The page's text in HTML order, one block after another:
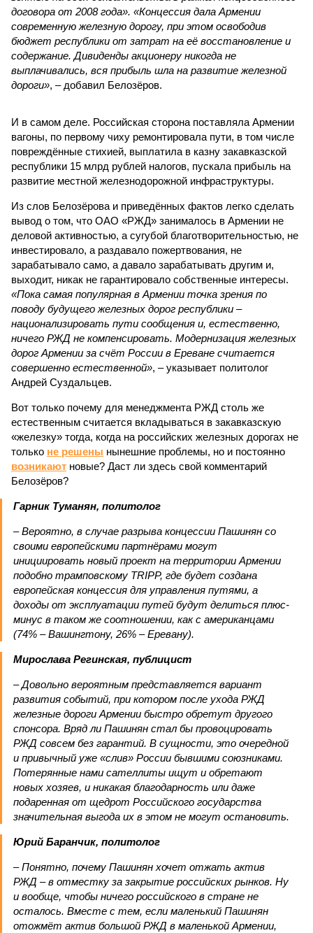
договора от 2008 года». «Концессия дала Армении
современную железную дорогу, при этом освободив
бюджет республики от затрат на её восстановление и
содержание. Дивиденды акционеру никогда не
выплачивались, вся прибыль шла на развитие железной
дороги», – добавил Белозёров.
И в самом деле. Российская сторона поставляла Армении
вагоны, по первому чиху ремонтировала пути, в том числе
повреждённые стихией, выплатила в казну закавказской
республики 15 млрд рублей налогов, пускала прибыль на
развитие местной железнодорожной инфраструктуры.
Из слов Белозёрова и приведённых фактов легко сделать
вывод о том, что ОАО «РЖД» занималось в Армении не
деловой активностью, а сугубой благотворительностью, не
инвестировало, а раздавало пожертвования, не
зарабатывало само, а давало зарабатывать другим и,
выходит, никак не гарантировало собственные интересы.
«Пока самая популярная в Армении точка зрения по
поводу будущего железных дорог рес­публики –
национализировать пути сообщения и, естественно,
ничего РЖД не компенсировать. Модернизация железных
дорог Армении за счёт России в Ереване считается
совершенно естественной», – указывает политолог
Андрей Суздальцев.
Вот только почему для менеджмента РЖД столь же
естественным считается вкладываться в закавказскую
«железку» тогда, когда на российских железных дорогах не
только не решены нынешние проблемы, но и постоянно
возникают новые? Даст ли здесь свой комментарий
Белозёров?
Гарник Туманян, политолог
– Вероятно, в случае разрыва концессии Пашинян со
своими европейскими партнёрами могут
инициировать новый проект на территории Армении
подобно трамповскому TRIPP, где будет создана
европейская концессия для управления путями, а
доходы от эксплуатации путей будут делиться плюс-
минус в таком же соотношении, как с американцами
(74% – Вашингтону, 26% – Еревану).
Мирослава Регинская, публицист
– Довольно вероятным представляется вариант
развития событий, при котором после ухода РЖД
железные дороги Армении быстро обретут другого
спонсора. Вряд ли Пашинян стал бы провоцировать
РЖД совсем без гарантий. В сущности, это очередной
и привычный уже «слив» России бывшими союзниками.
Потерянные нами сателлиты ищут и обретают
новых хозяев, и никакая благодарность или даже
подаренная от щедрот Российского государства
значительная выгода их в этом не могут остановить.
Юрий Баранчик, политолог
– Понятно, почему Пашинян хочет отжать актив
РЖД – в отместку за закрытие российских рынков. Ну
и вообще, чтобы ничего российского в стране не
осталось. Вместе с тем, если маленький Пашинян
отожмёт актив большой РЖД в маленькой Армении,